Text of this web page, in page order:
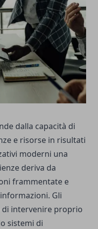
dalla capacità di
e risorse in risultati
moderni una
deriva da
frammentate e
Gli
intervenire proprio
sistemi di